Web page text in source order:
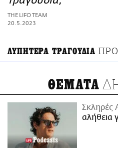
ΑΜΠΑ
PRINT
THE LIFO TEAM
20.5.2023
ΛΥΠΗΤΕΡΑ ΤΡΑΓΟΥΔΙΑ
ΘΕΜΑΤΑ
Σκληρές
αλήθεια